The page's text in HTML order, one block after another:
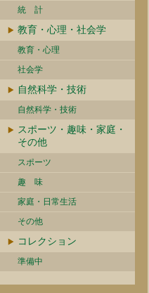
統 計
教育・心理・社会学
教育・心理
社会学
自然科学・技術
自然科学・技術
スポーツ・趣味・家庭・
その他
スポーツ
趣 味
家庭・日常生活
その他
コレクション
準備中